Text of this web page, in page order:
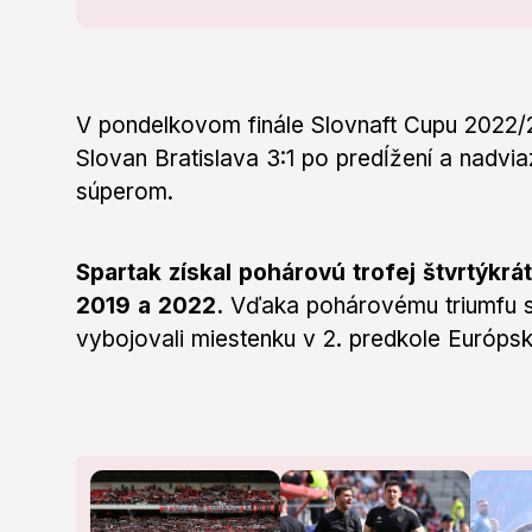
V pondelkovom finále Slovnaft Cupu
Slovan Bratislava 3:1 po predĺžení a
súperom.
Spartak získal pohárovú trofej
2019 a 2022. Vďaka pohárovému triumfu
vybojovali miestenku v 2. predkole